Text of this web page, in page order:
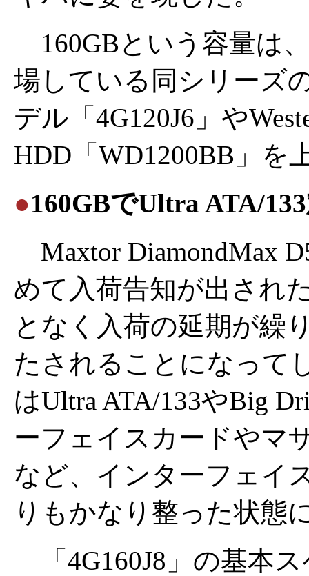
160GBという容量は
場している同シリーズ
デル「4G120J6」や
HDD「WD1200BB」を
●160GBでUltra ATA/
Maxtor DiamondMax
めて入荷告知が出され
となく入荷の延期が繰
たされることになって
はUltra ATA/133やBig
ーフェイスカードやマ
など、インターフェイ
りもかなり整った状態
「4G160J8」の基本